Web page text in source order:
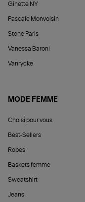
Ginette NY
Pascale Monvoisin
Stone Paris
Vanessa Baroni
Vanrycke
MODE FEMME
Choisi pour vous
Best-Sellers
Robes
Baskets femme
Sweatshirt
Jeans